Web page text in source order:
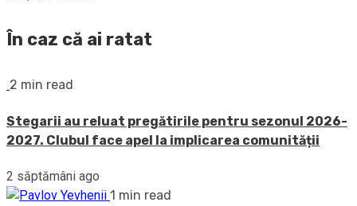
În caz că ai ratat
2 min read
Stegarii au reluat pregătirile pentru sezonul 2026-
2027. Clubul face apel la implicarea comunității
2 săptămâni ago
1 min read